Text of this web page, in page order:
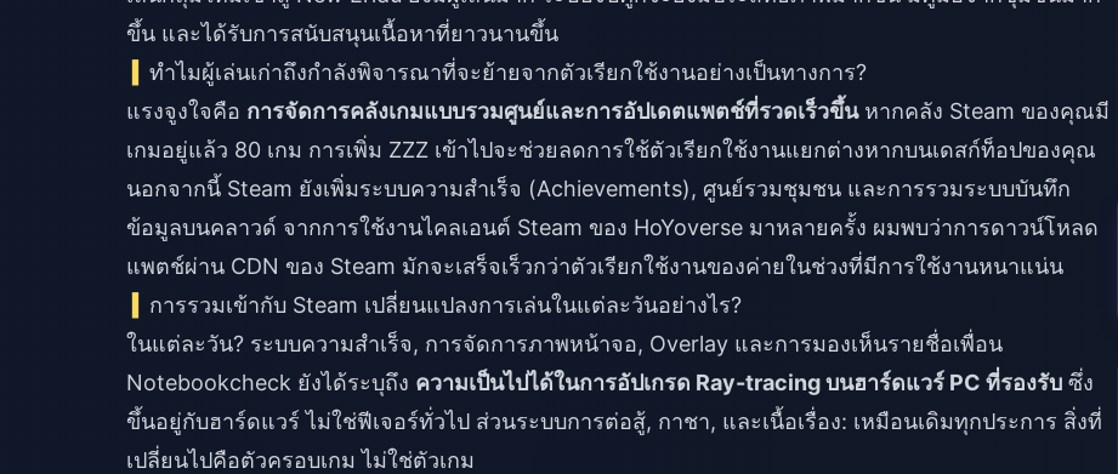
ขึ้น และได้รับการสนับสนุนเนื้อหาที่ยาวนานขึ้น
ทำไมผู้เล่นเก่าถึงกำลังพิจารณาที่จะย้ายจากตัวเรียกใช้งานอย่างเป็นทางการ?
แรงจูงใจคือ การจัดการคลังเกมแบบรวมศูนย์และการอัปเดตแพตช์ที่รวดเร็วขึ้นหากคลัง Steam ของคุณมี
เกมอยู่แล้ว 80 เกม การเพิ่ม ZZZ เข้าไปจะช่วยลดการใช้ตัวเรียกใช้งานแยกต่างหากบนเดสก์ท็อปของคุณ
นอกจากนี้ Steam ยังเพิ่มระบบความสำเร็จ (Achievements), ศูนย์รวมชุมชน และการรวมระบบบันทึก
ข้อมูลบนคลาวด์ จากการใช้งานไคลเอนต์ Steam ของ HoYoverse มาหลายครั้ง ผมพบว่าการดาวน์โหลด
แพตช์ผ่าน CDN ของ Steam มักจะเสร็จเร็วกว่าตัวเรียกใช้งานของค่ายในช่วงที่มีการใช้งานหนาแน่น
การรวมเข้ากับ Steam เปลี่ยนแปลงการเล่นในแต่ละวันอย่างไร?
ในแต่ละวัน? ระบบความสำเร็จ, การจัดการภาพหน้าจอ, Overlay และการมองเห็นรายชื่อเพื่อน
Notebookcheck ยังได้ระบุถึง ความเป็นไปได้ในการอัปเกรด Ray-tracing บนฮาร์ดแวร์ PC ที่รองรับ ซึ่ง
ขึ้นอยู่กับฮาร์ดแวร์ ไม่ใช่ฟีเจอร์ทั่วไป ส่วนระบบการต่อสู้, กาชา, และเนื้อเรื่อง: เหมือนเดิมทุกประการ สิ่งที่
เปลี่ยนไปคือตัวครอบเกม ไม่ใช่ตัวเกม